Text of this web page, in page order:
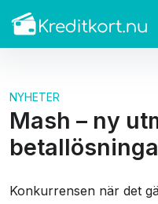
NYHETER
Mash – ny
Konkurrensen när det